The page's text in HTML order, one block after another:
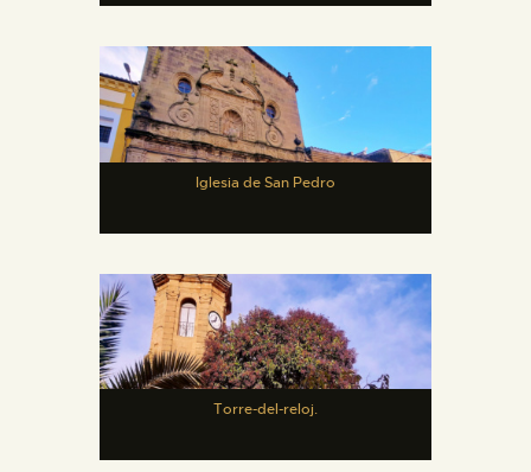
Iglesia de San Pedro
Torre-del-reloj.